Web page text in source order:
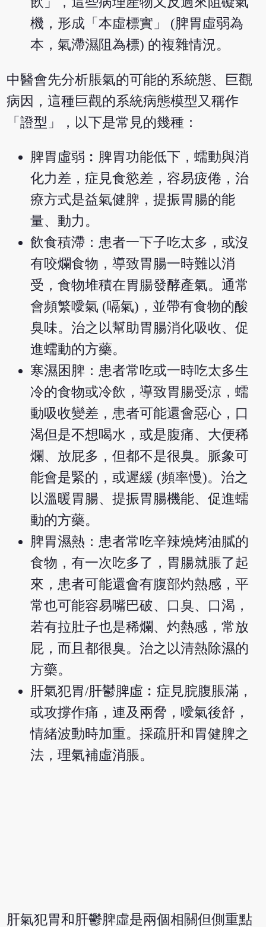
機，形成「本虛標實」 (脾胃虛弱為
本，氣滯濕阻為標) 的複雜情況。
中醫會先分析脹氣的可能的系統態、巨觀
病因，這種巨觀的系統病態模型又稱作
「證型」，以下是常見的幾種：
脾胃虛弱︰脾胃功能低下，蠕動與消
化力差，症見食慾差，容易疲倦，治
療方式是益氣健脾，提振胃腸的能
量、動力。
飲食積滯：患者一下子吃太多，或沒
有咬爛食物，導致胃腸一時難以消
受，食物堆積在胃腸發酵產氣。通常
會頻繁噯氣 (嗝氣)，並帶有食物的酸
臭味。治之以幫助胃腸消化吸收、促
進蠕動的方藥。
寒濕困脾：患者常吃或一時吃太多生
冷的食物或冷飲，導致胃腸受涼，蠕
動吸收變差，患者可能還會惡心，口
渴但是不想喝水，或是腹痛、大便稀
爛、放屁多，但都不是很臭。脈象可
能會是緊的，或遲緩 (頻率慢)。治之
以溫暖胃腸、提振胃腸機能、促進蠕
動的方藥。
脾胃濕熱：患者常吃辛辣燒烤油膩的
食物，有一次吃多了，胃腸就脹了起
來，患者可能還會有腹部灼熱感，平
常也可能容易嘴巴破、口臭、口渴，
若有拉肚子也是稀爛、灼熱感，常放
屁，而且都很臭。治之以清熱除濕的
方藥。
肝氣犯胃/肝鬱脾虛︰症見脘腹脹滿，
或攻撐作痛，連及兩脅，噯氣後舒，
情緒波動時加重。採疏肝和胃健脾之
法，理氣補虛消脹。
肝氣犯胃和肝鬱脾虛是兩個相關但側重點